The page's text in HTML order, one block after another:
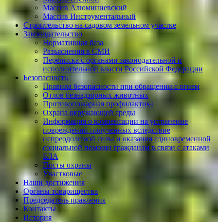
Массив Алюминиевcкий
Массив Инструментальный
Строительство на садовом земельном участке
Законодательство
Нормативная база
Разъяснения в СМИ
Переписка с органами законодательной и
исполнительной власти Российской Федерации
Безопасность
Правила безопасности при обращении с огнем
Отлов безнадзорных животных
Противопожарная профилактика
Охрана окружающей среды
Информация о компенсации на устранение
повреждений полученных вследствие
непреодолимой силы и оказания единовременной
социальной помощи гражданам в связи с атаками
БЛА
Посты охраны
Участковые
Наши достижения
Органы товарищества
Председатель правления
Контакты
История